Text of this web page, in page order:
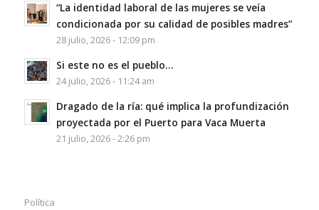
“La identidad laboral de las mujeres se veía
condicionada por su calidad de posibles madres”
28 julio, 2026 - 12:09 pm
Si este no es el pueblo…
24 julio, 2026 - 11:24 am
Dragado de la ría: qué implica la profundización
proyectada por el Puerto para Vaca Muerta
21 julio, 2026 - 2:26 pm
Política